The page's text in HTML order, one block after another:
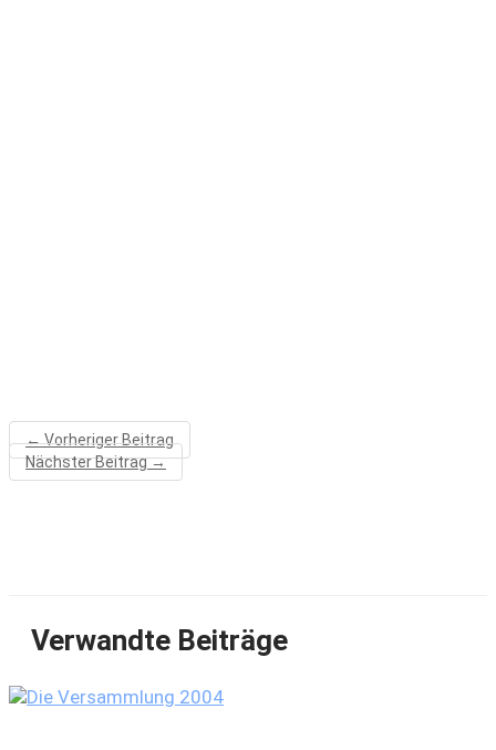
←Vorheriger Beitrag
Nächster Beitrag→
Verwandte Beiträge